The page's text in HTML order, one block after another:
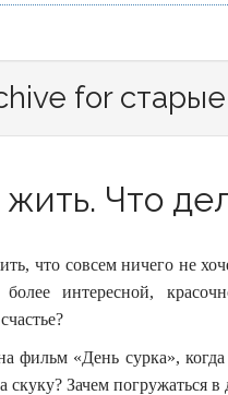
for
Что
что совсем ничего не
более интересной,
фильм «День сурка»,
скуку? Зачем погружаться